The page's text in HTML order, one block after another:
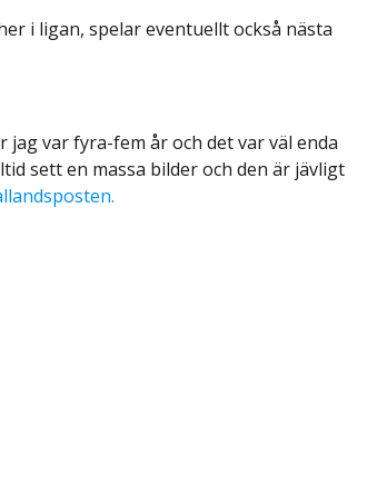
i ligan, spelar eventuellt också nästa
var fyra-fem år och det var väl enda
sett en massa bilder och den är jävligt